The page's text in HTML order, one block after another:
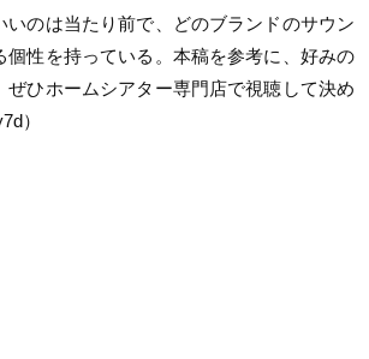
いのは当たり前で、どのブランドのサウン
個性を持っている。本稿を参考に、好みの
ぜひホームシアター専門店で視聴して決め
）